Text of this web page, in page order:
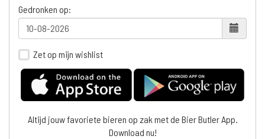
Gedronken op:
Zet op mijn wishlist
Altijd jouw favoriete bieren op zak met de Bier Butler App.
Download nu!